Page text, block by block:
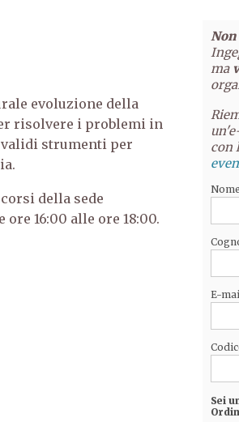
evoluzione della
risolvere i problemi in
strumenti per
della sede
ore 16:00 alle ore 18:00.
ma
con
Nome
E-
Sei